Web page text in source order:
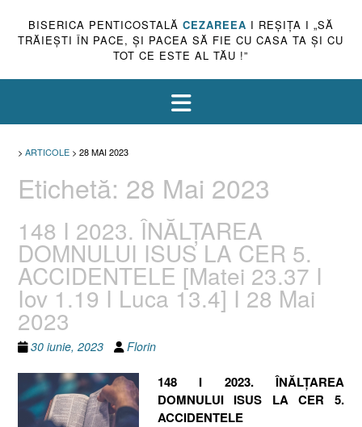
BISERICA PENTICOSTALĂ CEZAREEA I REŞIŢA I „SĂ
TRĂIEŞTI ÎN PACE, ŞI PACEA SĂ FIE CU CASA TA ŞI CU
TOT CE ESTE AL TĂU !”
> ARTICOLE > 28 MAI 2023
Etichetă: 28 Mai 2023
148 I 2023. ÎNĂLȚAREA
DOMNULUI ISUS LA CER 5.
ACCIDENTELE [Matei 23.37 I
Iov 1.19 I Luca 13.4] I 28 Mai
2023
30 iunie, 2023 Florin
148 I 2023. ÎNĂLȚAREA
DOMNULUI ISUS LA CER 5.
ACCIDENTELE